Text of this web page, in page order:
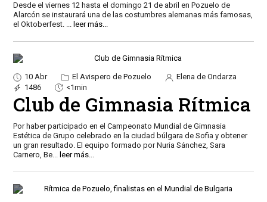
Desde el viernes 12 hasta el domingo 21 de abril en Pozuelo de
Alarcón se instaurará una de las costumbres alemanas más famosas,
el Oktoberfest. ... leer más...
10 Abr El Avispero de Pozuelo
Elena de Ondarza
1486
<1min
Club de Gimnasia Rítmica
Por haber participado en el Campeonato Mundial de Gimnasia
Estética de Grupo celebrado en la ciudad búlgara de Sofia y obtener
un gran resultado. El equipo formado por Nuria Sánchez, Sara
Carnero, Be... leer más...